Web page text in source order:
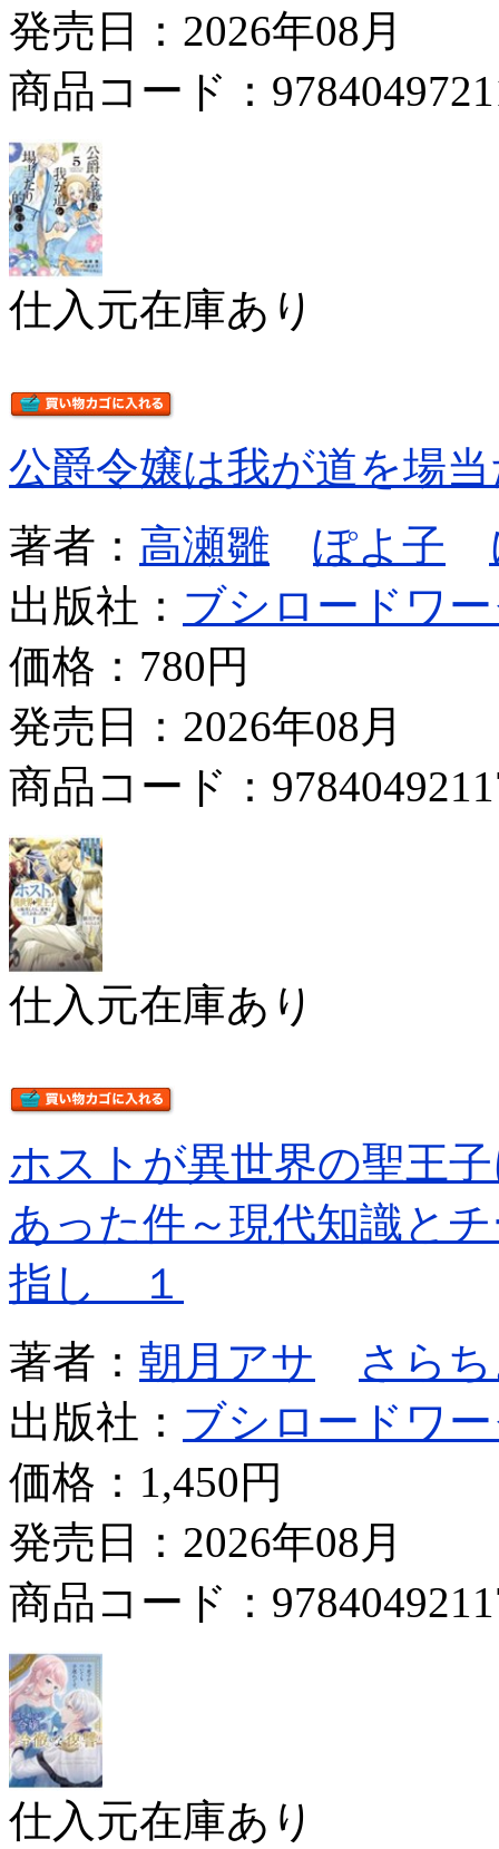
発売日：2026年08月
商品コード：
仕入元在庫あり
公爵令嬢は我が道を場
著者： 高瀬雛 ぽよ子
出版社： ブシロードワ
価格： 780円
発売日：2026年08月
商品コード：
仕入元在庫あり
ホストが異世界の聖王
あった件～現代知識と
指し １
著者： 朝月アサ
さら
出版社： ブシロードワ
価格： 1,450円
発売日：2026年08月
商品コード：
仕入元在庫あり